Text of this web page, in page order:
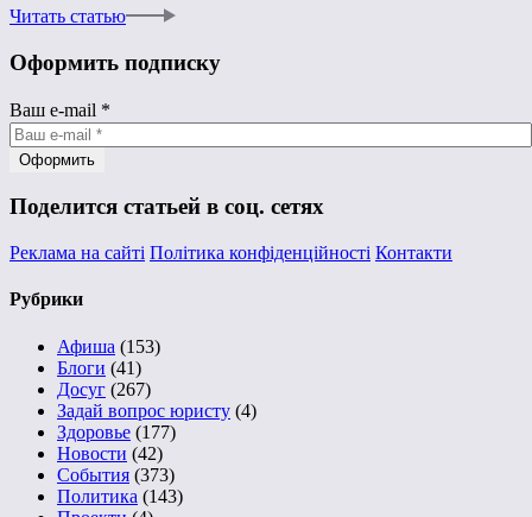
Читать статью
Оформить подписку
Ваш e-mail *
Поделится статьей в соц. сетях
Реклама на сайті Політика конфіденційності Контакти
Рубрики
Афиша (153)
Блоги (41)
Досуг (267)
Задай вопрос юристу (4)
Здоровье (177)
Новости (42)
События (373)
Политика (143)